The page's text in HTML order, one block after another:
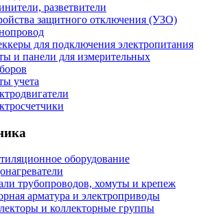
разветвители
защитного отключения (УЗО)
для подключения электропитания
и панели для измерительных
учета
оборудование
трубопроводов, хомуты и крепеж
арматура и электроприводы
и коллекторные группы